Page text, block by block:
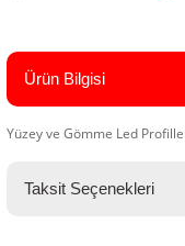
Ürün Bilgisi
Yüzey ve Gömme Led
Taksit Seçenekleri